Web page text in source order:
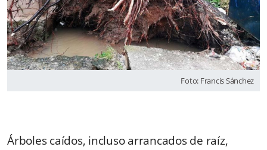
Foto: Francis Sánchez
Árboles caídos, incluso arrancados de raíz,